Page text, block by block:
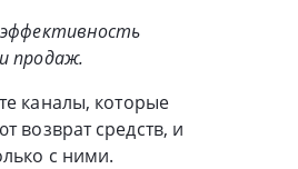
продаж.
каналы, которые
возврат средств, и
с ними.